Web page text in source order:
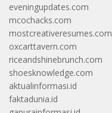
eveningupdates.com
mcochacks.com
mostcreativeresumes.com
oxcarttavern.com
riceandshinebrunch.com
shoesknowledge.com
aktualinformasi.id
faktadunia.id